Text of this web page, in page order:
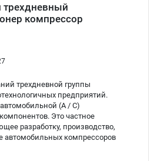
трехдневный
компрессор
трехдневной группы
предприятий.
(A / C)
Это частное
разработку, производство,
автомобильных компрессоров